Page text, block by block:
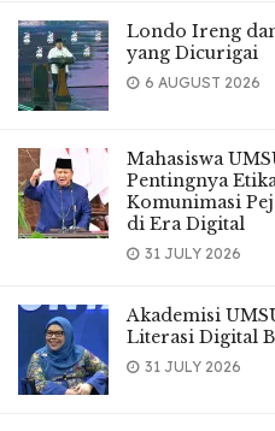
Londo Ireng
yang Dicurigai
6 AUGUST 2026
Mahasiswa
Pentingnya
Komunimasi
di Era Digital
31 JULY 2026
Akademisi
Literasi Digital
31 JULY 2026